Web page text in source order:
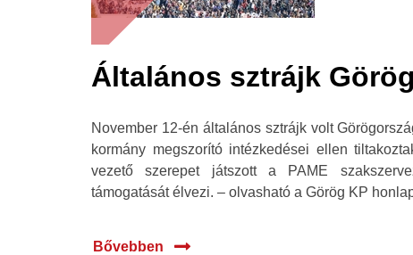
Általános sztrájk
November 12-én általános sztrájk volt
kormány megszorító intézkedései ellen
vezető szerepet játszott a PAME
támogatását élvezi. – olvasható a Görög KP
Bővebben